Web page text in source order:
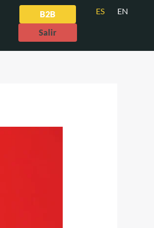
B2B
Salir
ES EN